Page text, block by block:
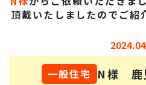
頂戴いたしましたので ご紹
一般住宅 N様 鹿